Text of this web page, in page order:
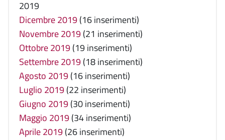
2019
Dicembre 2019(16 inserimenti)
Novembre 2019(21 inserimenti)
Ottobre 2019(19 inserimenti)
Settembre 2019(18 inserimenti)
Agosto 2019(16 inserimenti)
Luglio 2019(22 inserimenti)
Giugno 2019(30 inserimenti)
Maggio 2019(34 inserimenti)
Aprile 2019(26 inserimenti)